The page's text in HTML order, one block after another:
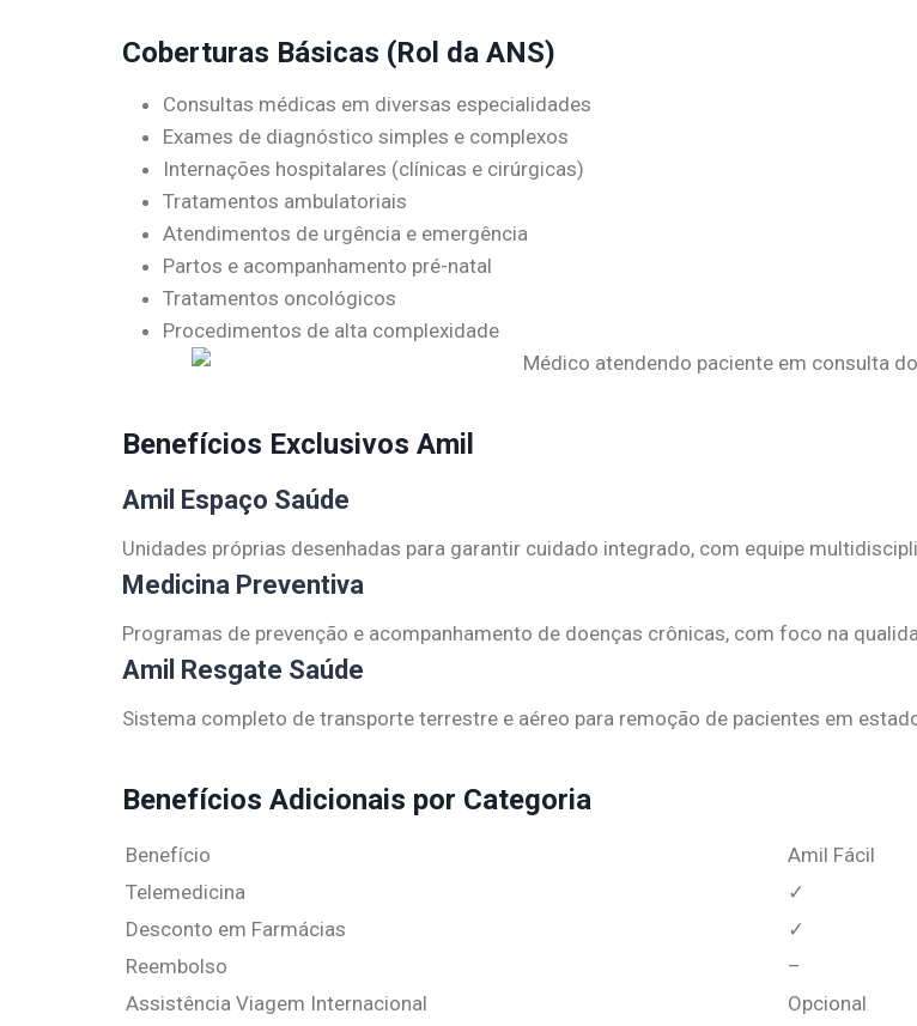
Coberturas Básicas (Rol da ANS)
Consultas médicas em diversas especialidades
Exames de diagnóstico simples e complexos
Internações hospitalares (clínicas e cirúrgicas)
Tratamentos ambulatoriais
Atendimentos de urgência e emergência
Partos e acompanhamento pré-natal
Tratamentos oncológicos
Procedimentos de alta complexidade
Benefícios Exclusivos Amil
Amil Espaço Saúde
Unidades próprias desenhadas para garantir cuidado integrado, com equipe
Medicina Preventiva
Programas de prevenção e acompanhamento de doenças crônicas, com foco na
Amil Resgate Saúde
Sistema completo de transporte terrestre e aéreo para remoção de pacientes em
Benefícios Adicionais por Categoria
Benefício Amil Fácil
Telemedicina
✓
Desconto em Farmácias
✓
Reembolso
–
Assistência Viagem Internacional
Opcional